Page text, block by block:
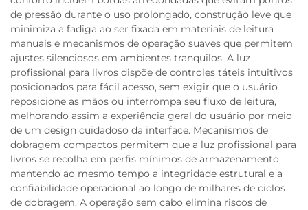
de pressão durante o uso prolongado, construção leve que
minimiza a fadiga ao ser fixada em materiais de leitura
manuais e mecanismos de operação suaves que permitem
ajustes silenciosos em ambientes tranquilos. A luz
profissional para livros dispõe de controles táteis intuitivos
posicionados para fácil acesso, sem exigir que o usuário
reposicione as mãos ou interrompa seu fluxo de leitura,
melhorando assim a experiência geral do usuário por meio
de um design cuidadoso da interface. Mecanismos de
dobragem compactos permitem que a luz profissional para
livros se recolha em perfis mínimos de armazenamento,
mantendo ao mesmo tempo a integridade estrutural e a
confiabilidade operacional ao longo de milhares de ciclos
de dobragem. A operação sem cabo elimina riscos de